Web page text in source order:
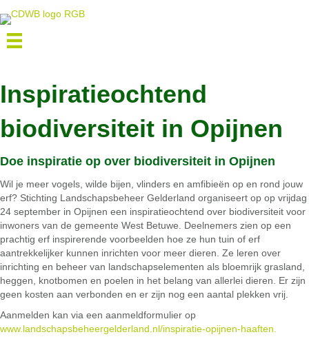
Inspiratieochtend
biodiversiteit in Opijnen
Doe inspiratie op over biodiversiteit in Opijnen
Wil je meer vogels, wilde bijen, vlinders en amfibieën op en rond jouw
erf? Stichting Landschapsbeheer Gelderland organiseert op op vrijdag
24 september in Opijnen een inspiratieochtend over biodiversiteit voor
inwoners van de gemeente West Betuwe. Deelnemers zien op een
prachtig erf inspirerende voorbeelden hoe ze hun tuin of erf
aantrekkelijker kunnen inrichten voor meer dieren. Ze leren over
inrichting en beheer van landschapselementen als bloemrijk grasland,
heggen, knotbomen en poelen in het belang van allerlei dieren. Er zijn
geen kosten aan verbonden en er zijn nog een aantal plekken vrij.
Aanmelden kan via een aanmeldformulier op
www.landschapsbeheergelderland.nl/inspiratie-opijnen-haaften.